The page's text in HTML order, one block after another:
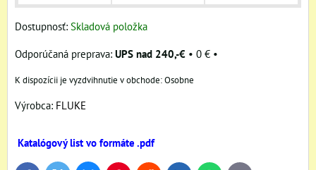
Dostupnosť: Skladová položka
UPS nad 240,-€ • 0 € •
Osobne
Výrobca: FLUKE
Katalógový list vo formáte .pdf